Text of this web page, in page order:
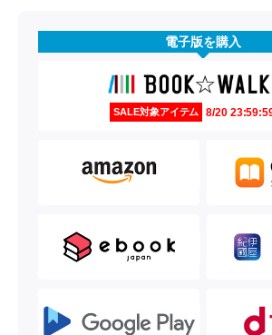
電子版を購入
SALE対象アイテム 8/20